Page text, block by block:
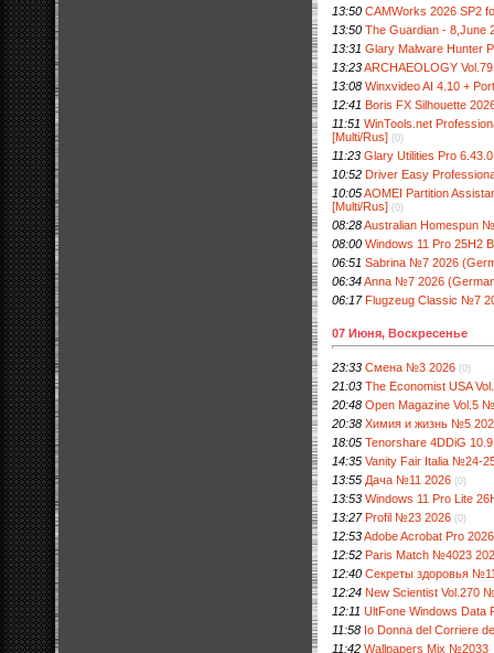
13:50 CAMWorks 2026 SP2
13:50 The Guardian - 8,June
13:31 Glary Malware Hunter
13:23ARCHAEOLOGY
13:08 Winxvideo AI 4.10 +
12:41 Boris FX Silhouette
11:51 WinTools.net
[Multi/Rus] (0)
11:23 Glary Utilities Pro
10:52 Driver Easy
10:05AOMEI Partition
[Multi/Rus] (0)
08:28Australian Homespun
08:00 Windows 11 Pro 25H2
06:51 Sabrina №7 2026
06:34Anna №7 2026
06:17 Flugzeug Classic №7
07 Июня, Воскресенье
23:33 Смена №3 2026 (0)
21:03 The Economist USA
20:48 Open Magazine Vol.5
20:38 Химия и жизнь №5
18:05 Tenorshare 4DDiG
14:35 Vanity Fair Italia №24-
13:55 Дача №11 2026 (0)
13:53 Windows 11 Pro Lite
13:27 Profil №23 2026 (0)
12:53Adobe Acrobat Pro
12:52 Paris Match №4023
12:40 Секреты здоровья
12:24 New Scientist Vol.270
12:11 UltFone Windows Data
11:58 Io Donna del Corriere
11:42 Wallpapers Mix №2033